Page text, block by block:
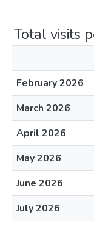
Total visits
February 2026
March 2026
April 2026
May 2026
June 2026
July 2026